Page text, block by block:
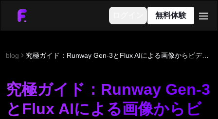
無料体験
blog 究極ガイド：Runway Gen-3とFlux AIによる画像からビデオ作成
究極ガイド：Runway Gen-3
とFlux AIによる画像からビ